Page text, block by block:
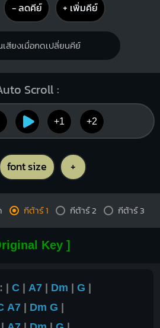
− ลดคีย์ + เพิ่มคีย์
เสียงเมื่อกดเปลี่ยนคีย์
Scroll :
+1 +2
font size +
กีต้าร์ 1 กีต้าร์ 2 กีต้าร์ 3
Key ]
| C | A7 | Dm | G |
A7 | Dm G |